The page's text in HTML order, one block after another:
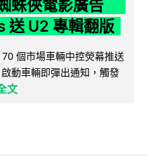
蛛俠電影廣告
送 U2 專輯翻版
個市場車輛中控熒幕推送
動車輛即彈出通知，觸發
文